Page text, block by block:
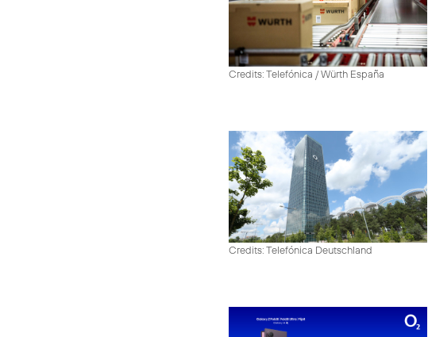
Credits: Telefónica / Würth España
Credits: Telefónica Deutschland